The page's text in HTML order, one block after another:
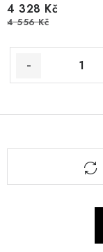
4 328 Kč
4 556 Kč
O